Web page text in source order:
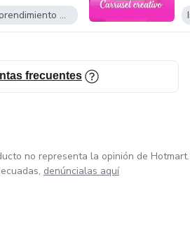
Emprendimiento Digital
frecuentes
no representa la opinión de Hotmart.
denúncialas aquí